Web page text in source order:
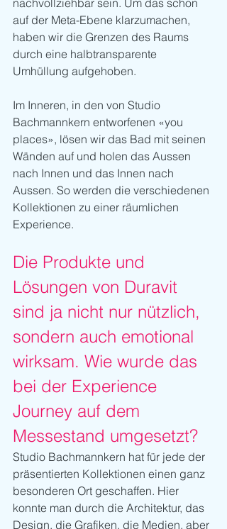
nachvollziehbar sein. Um das schon
auf der Meta-Ebene klarzumachen,
haben wir die Grenzen des Raums
durch eine halbtransparente
Umhüllung aufgehoben.
Im Inneren, in den von Studio
Bachmannkern entworfenen «you
places», lösen wir das Bad mit seinen
Wänden auf und holen das Aussen
nach Innen und das Innen nach
Aussen. So werden die verschiedenen
Kollektionen zu einer räumlichen
Experience.
Die Produkte und
Lösungen von Duravit
sind ja nicht nur nützlich,
sondern auch emotional
wirksam. Wie wurde das
bei der Experience
Journey auf dem
Messestand umgesetzt?
Studio Bachmannkern hat für jede der
präsentierten Kollektionen einen ganz
besonderen Ort geschaffen. Hier
konnte man durch die Architektur, das
Design, die Grafiken, die Medien, aber